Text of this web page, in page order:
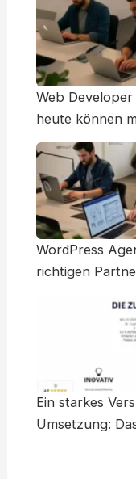
Web
heute können
WordPress
richtigen
Ein starkes
Umsetzung: